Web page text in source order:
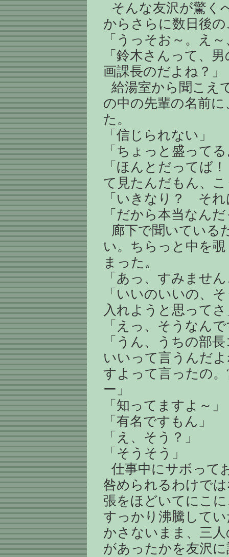
そんな友沢が驚く
からさらに数日後
「うっそお～。え
「鈴木さんって、
画課長のだよね？」
給湯室から聞こえ
の中の先輩の名前
た。
「信じられない」
「ちょっと盛って
「ほんとだってば
て見たんだもん、
「いきなり？ そ
「だから本当なん
廊下で聞いている
い。ちらっと中を
まった。
「あっ、すみませ
「いいのいいの、
入れようと思って
「えっ、そうなん
「うん、うちの部
いいって言うんだ
すよって言ったの
ー」
「知ってますよ～」
「有名ですもん」
「え、そう？」
「そうそう」
仕事中にサボって
咎められるわけで
張をほどいてにこ
すっかり沸騰して
かさないまま、三
があったかを友沢